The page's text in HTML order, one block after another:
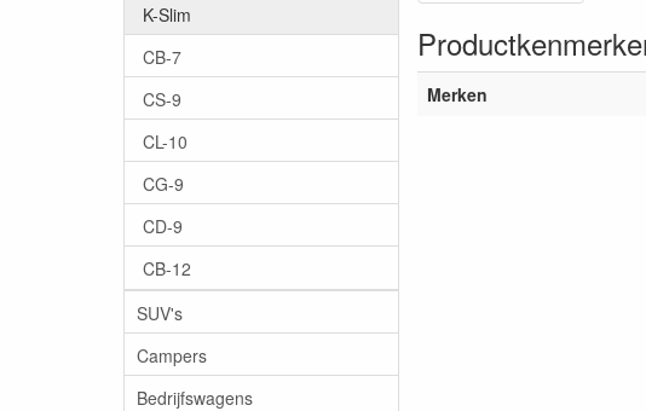
K-Slim
CB-7
CS-9
CL-10
CG-9
CD-9
CB-12
SUV's
Campers
Bedrijfswagens
Merken